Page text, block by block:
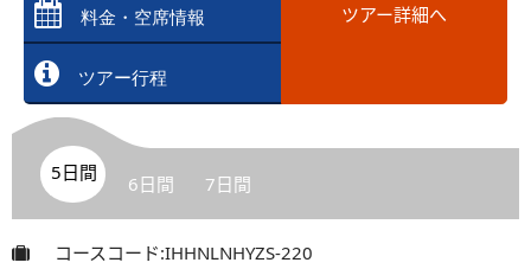
料金・空席情報
ツアー行程
ツアー詳細へ
5日間 6日間 7日間
コースコード:IHHNLNHYZS-220